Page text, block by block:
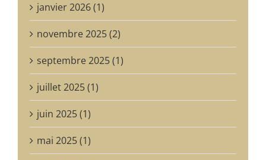
janvier 2026 (1)
novembre 2025 (2)
septembre 2025 (1)
juillet 2025 (1)
juin 2025 (1)
mai 2025 (1)